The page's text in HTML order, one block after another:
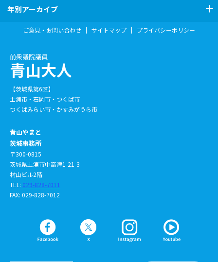
年別アーカイブ
前衆議院議員
青山大人
【茨城県第6区】
土浦市・石岡市・つくば市
つくばみらい市・かすみがうら市
青山やまと
茨城事務所
〒300-0815
茨城県土浦市中高津1-21-3
村山ビル2階
TEL: 029-828-7011
FAX: 029-828-7012
ご意見・お問い合わせ サイトマップ プライバシーポリシー